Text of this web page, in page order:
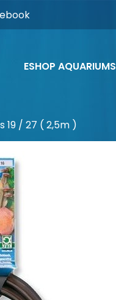
ESHOP AQUARIUMS
19 / 27 ( 2,5m )